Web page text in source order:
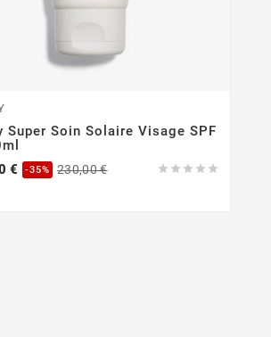
Super Soin Solaire Visage SPF
    
€ -35% 230,00 €Precio
Precio